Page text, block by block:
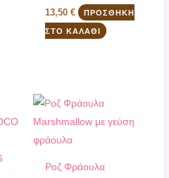
13,50 € ΠΡΟΣΘΉΚΗ
ΣΤΟ ΚΑΛΆΘΙ
Ροζ Φράουλα